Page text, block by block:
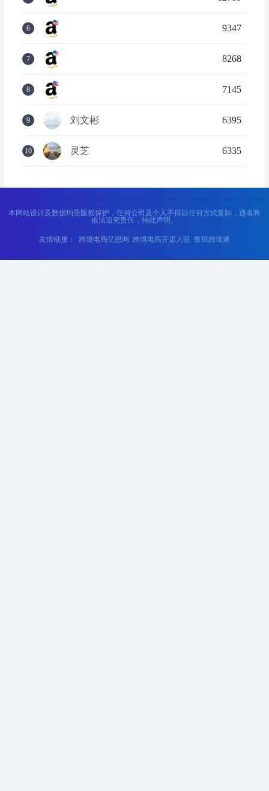
6 9347
7 8268
8 7145
9 刘文彬 6395
10 灵芝 6335
本网站设计及数据均受版权保护，任何公司及个人不得以任何方式复制，违者将
依法追究责任，特此声明。
友情链接： 跨境电商亿恩网 跨境电商开店入驻 鲁班跨境通